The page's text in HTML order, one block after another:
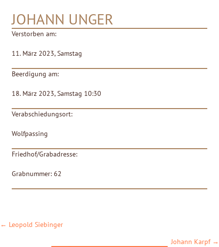
JOHANN UNGER
Verstorben am:
11. März 2023, Samstag
Beerdigung am:
18. März 2023, Samstag 10:30
Verabschiedungsort:
Wolfpassing
Friedhof/Grabadresse:
Grabnummer: 62
POSTS
← Leopold Siebinger
Johann Karpf →